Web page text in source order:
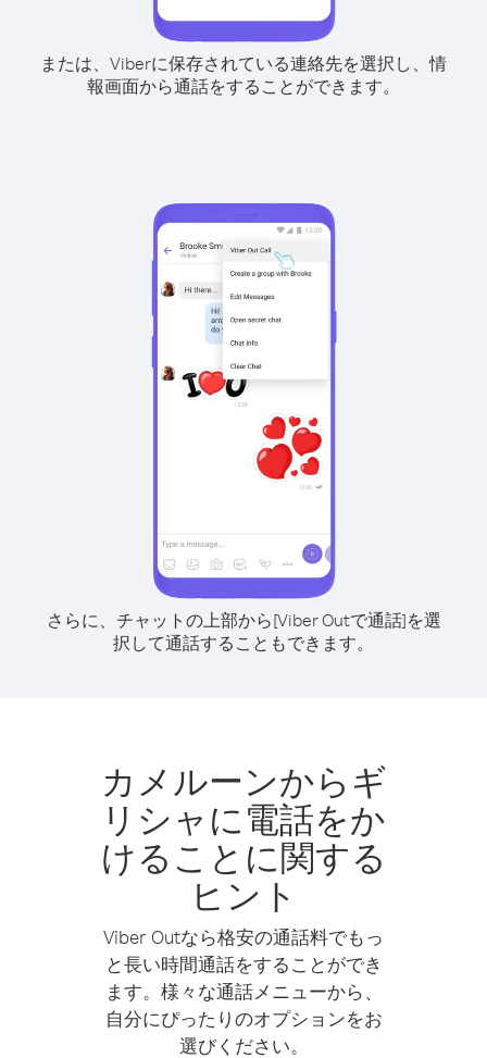
または、Viberに保存されている連絡先を選択し、情
報画面から通話をすることができます。
さらに、チャットの上部から[Viber Outで通話]を選
択して通話することもできます。
カメルーンからギ
リシャに電話をか
けることに関する
ヒント
Viber Outなら格安の通話料でもっ
と長い時間通話をすることができ
ます。様々な通話メニューから、
自分にぴったりのオプションをお
選びください。